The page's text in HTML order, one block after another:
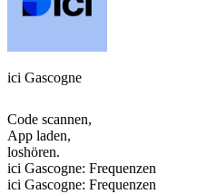
ici Gascogne
Code scannen,
App laden,
loshören.
ici Gascogne: Frequenzen
ici Gascogne: Frequenzen